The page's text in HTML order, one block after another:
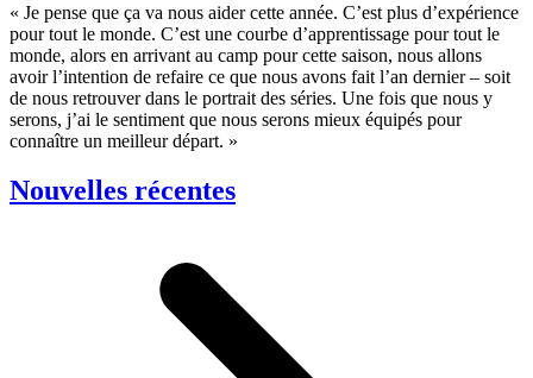
« Je pense que ça va nous aider cette année. C’est plus d’expérience
pour tout le monde. C’est une courbe d’apprentissage pour tout le
monde, alors en arrivant au camp pour cette saison, nous allons
avoir l’intention de refaire ce que nous avons fait l’an dernier – soit
de nous retrouver dans le portrait des séries. Une fois que nous y
serons, j’ai le sentiment que nous serons mieux équipés pour
connaître un meilleur départ. »
Nouvelles récentes